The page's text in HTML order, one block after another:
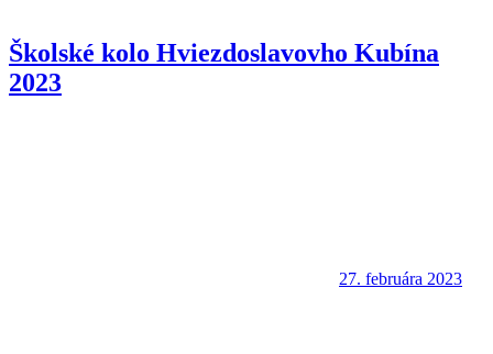
Školské kolo Hviezdoslavovho Kubína
2023
27. februára 2023